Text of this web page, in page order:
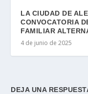
LA CIUDAD DE
CONVOCATORIA
FAMILIAR
4 de junio de 2025
DEJA UNA